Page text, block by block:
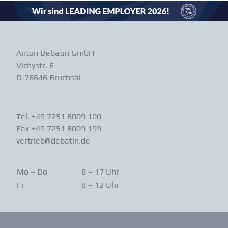
Anton Debatin GmbH
Vichystr. 6
D‑76646 Bruchsal
Tel. +49 7251 8009 100
Fax +49 7251 8009 199
vertrieb@debatin.de
Mo – Do
8 – 17 Uhr
Fr
8 – 12 Uhr